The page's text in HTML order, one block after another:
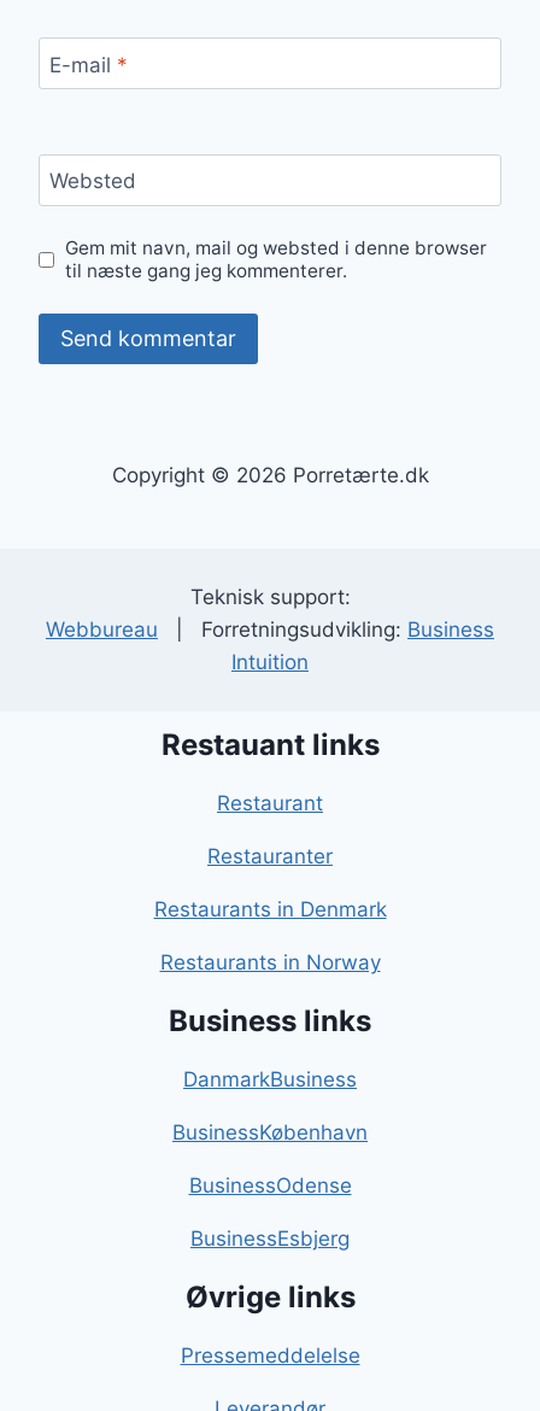
E-mail *
Websted
Gem mit navn, mail og websted i denne browser
til næste gang jeg kommenterer.
Copyright © 2026 Porretærte.dk
Teknisk support:
Webbureau | Forretningsudvikling: Business
Intuition
Restauant links
Restaurant
Restauranter
Restaurants in Denmark
Restaurants in Norway
Business links
DanmarkBusiness
BusinessKøbenhavn
BusinessOdense
BusinessEsbjerg
Øvrige links
Pressemeddelelse